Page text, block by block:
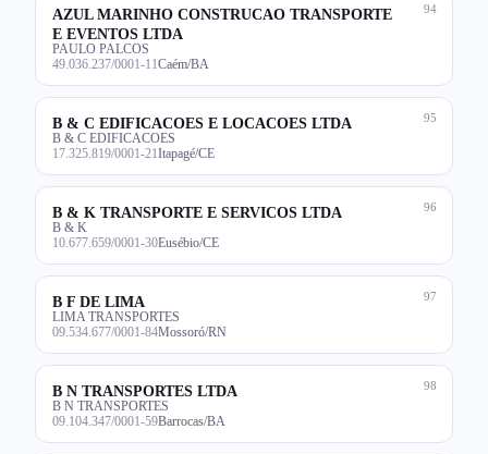
94
AZUL MARINHO CONSTRUCAO TRANSPORTE
E EVENTOS LTDA
PAULO PALCOS
49.036.237/0001-11 Caém/BA
95
B & C EDIFICACOES E LOCACOES LTDA
B & C EDIFICACOES
17.325.819/0001-21 Itapagé/CE
96
B & K TRANSPORTE E SERVICOS LTDA
B & K
10.677.659/0001-30Eusébio/CE
97
B F DE LIMA
LIMA TRANSPORTES
09.534.677/0001-84Mossoró/RN
98
B N TRANSPORTES LTDA
B N TRANSPORTES
09.104.347/0001-59Barrocas/BA